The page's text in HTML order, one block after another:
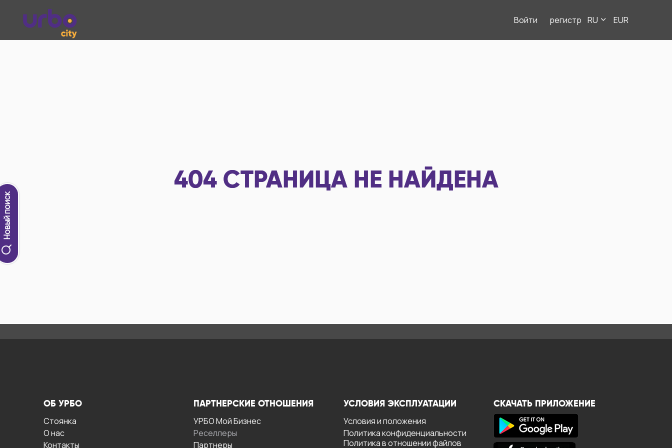
Войти регистр RU EUR
Новый поиск
404 СТРАНИЦА НЕ НАЙДЕНА
ОБ УРБО
Стоянка
О нас
Контакты
ПАРТНЕРСКИЕ ОТНОШЕНИЯ
УРБО Мой Бизнес
Реселлеры
Партнеры
УСЛОВИЯ ЭКСПЛУАТАЦИИ
Условия и положения
Политика конфиденциальности
Политика в отношении файлов
СКАЧАТЬ ПРИЛОЖЕНИЕ